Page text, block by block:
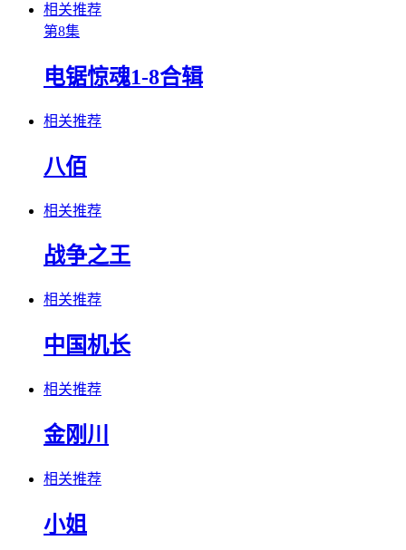
相关推荐
第8集
电锯惊魂1-8合辑
相关推荐
八佰
相关推荐
战争之王
相关推荐
中国机长
相关推荐
金刚川
相关推荐
小姐